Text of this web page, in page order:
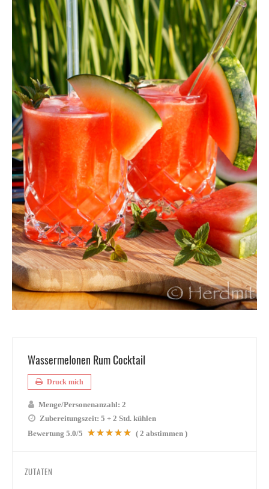
Wassermelonen Rum Cocktail
Druck mich
Menge/Personenanzahl: 2
Zubereitungszeit: 5 + 2 Std. kühlen
Bewertung 5.0/5 ( 2 abstimmen )
ZUTATEN